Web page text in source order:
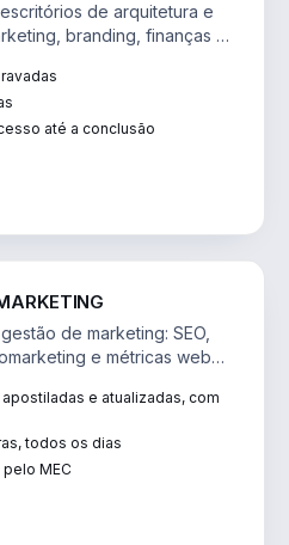
de arquitetura e
branding, finanças e
até a conclusão
de marketing: SEO,
e métricas web
e atualizadas, com
todos os dias
MEC